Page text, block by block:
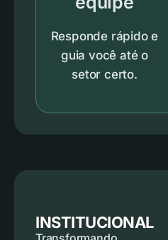
Responde rápido e
guia você até o
setor certo.
INSTITUCIONAL